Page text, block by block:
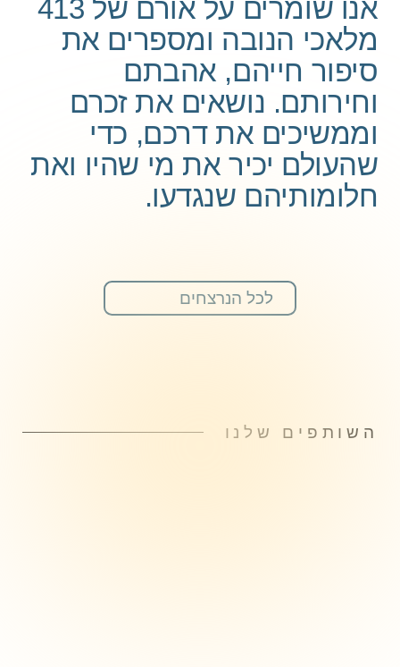
אנו שומרים על אורם של 413
מלאכי הנובה ומספרים את
סיפור חייהם, אהבתם
וחירותם. נושאים את זכרם
וממשיכים את דרכם, כדי
שהעולם יכיר את מי שהיו ואת
חלומותיהם שנגדעו.
לכל הנרצחים
השותפים שלנו